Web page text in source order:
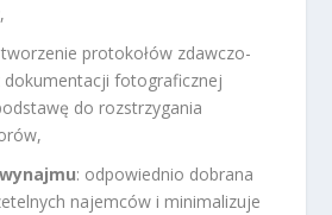
tworzenie protokołów zdawczo-
dokumentacji fotograficznej
do rozstrzygania
: odpowiednio dobrana
najemców i minimalizuje